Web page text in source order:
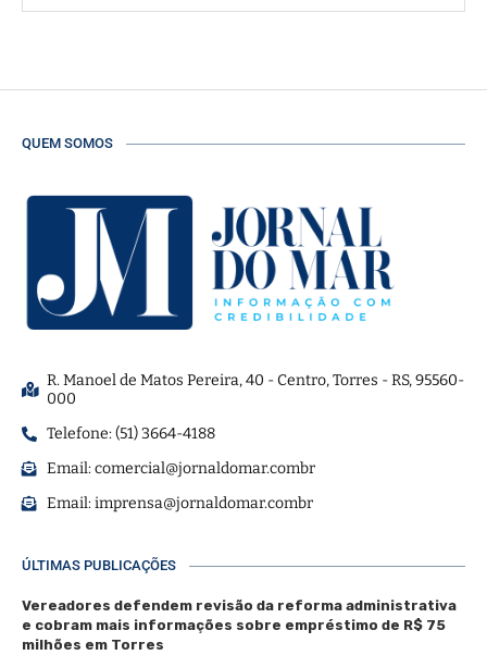
QUEM SOMOS
R. Manoel de Matos Pereira, 40 - Centro, Torres - RS, 95560-
000
Telefone: (51) 3664-4188
Email:comercial@jornaldomar.combr
Email:imprensa@jornaldomar.combr
ÚLTIMAS PUBLICAÇÕES
Vereadores defendem revisão da reforma administrativa
e cobram mais informações sobre empréstimo de R$ 75
milhões em Torres